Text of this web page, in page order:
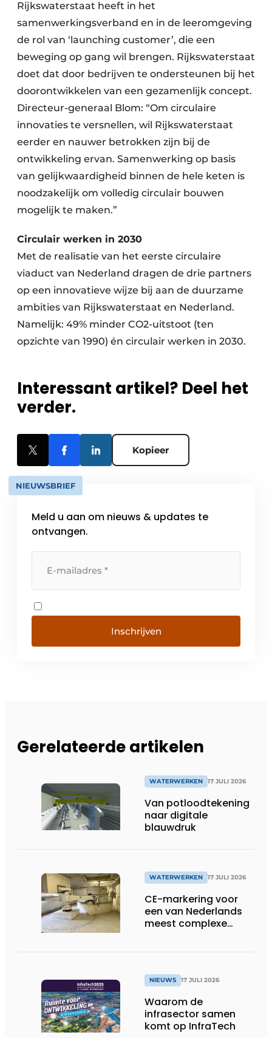
Rijkswaterstaat heeft in het
samenwerkingsverband en in de leeromgeving
de rol van ‘launching customer’, die een
beweging op gang wil brengen. Rijkswaterstaat
doet dat door bedrijven te ondersteunen bij het
doorontwikkelen van een gezamenlijk concept.
Directeur-generaal Blom: “Om circulaire
innovaties te versnellen, wil Rijkswaterstaat
eerder en nauwer betrokken zijn bij de
ontwikkeling ervan. Samenwerking op basis
van gelijkwaardigheid binnen de hele keten is
noodzakelijk om volledig circulair bouwen
mogelijk te maken.”
Circulair werken in 2030
Met de realisatie van het eerste circulaire
viaduct van Nederland dragen de drie partners
op een innovatieve wijze bij aan de duurzame
ambities van Rijkswaterstaat en Nederland.
Namelijk: 49% minder CO2-uitstoot (ten
opzichte van 1990) én circulair werken in 2030.
Interessant artikel? Deel het
verder.
Kopieer
NIEUWSBRIEF
Meld u aan om nieuws & updates te
ontvangen.
Inschrijven
Gerelateerde artikelen
WATERWERKEN 17 JULI 2026
Van potloodtekening
naar digitale
blauwdruk
WATERWERKEN 17 JULI 2026
CE-markering voor
een van Nederlands
meest complexe
NIEUWS 17 JULI 2026
Waarom de
infrasector samen
komt op InfraTech